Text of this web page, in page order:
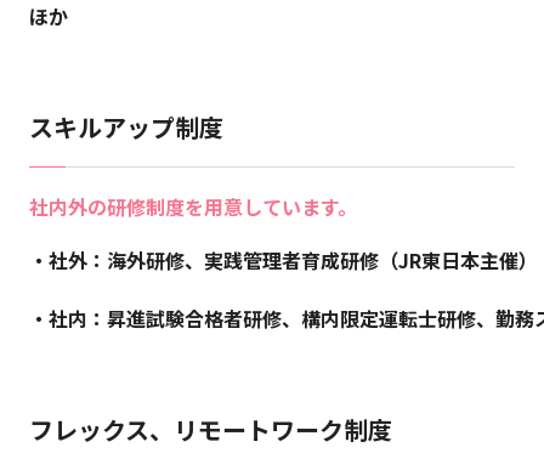
ほか
スキルアップ制度
社内外の研修制度を用意しています。
・社外：海外研修、実践管理者育成研修（JR東日本主催）
・社内：昇進試験合格者研修、構内限定運転士研修、勤
フレックス、リモートワーク制度